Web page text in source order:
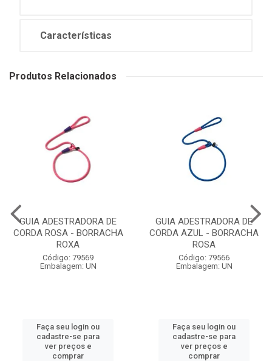
Características
Produtos Relacionados
GUIA ADESTRADORA DE
CORDA ROSA - BORRACHA
ROXA
Código: 79569
Embalagem: UN
Faça seu login ou
cadastre-se para
ver preços e
comprar
GUIA ADESTRADORA DE
CORDA AZUL - BORRACHA
ROSA
Código: 79566
Embalagem: UN
Faça seu login ou
cadastre-se para
ver preços e
comprar